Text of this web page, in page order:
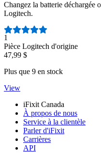
Changez la batterie déchargée
Logitech.
Nombre d'avis :
1
Pièce Logitech d'origine
47,99 $
Plus que 9 en stock
View
iFixit Canada
À propos de nous
Service à la clientèle
Parler d'iFixit
Carrières
API